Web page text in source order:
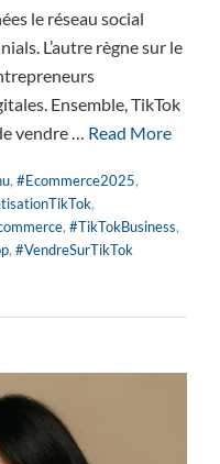
le réseau social
L’autre règne sur le
Ensemble, TikTok
vendre … Read More
, #Ecommerce2025,
,
, #TikTokBusiness,
, #VendreSurTikTok